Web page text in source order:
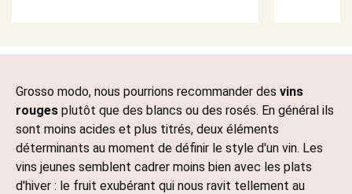
Grosso modo, nous pourrions recommander des vins
rouges plutôt que des blancs ou des rosés. En général ils
sont moins acides et plus titrés, deux éléments
déterminants au moment de définir le style d'un vin. Les
vins jeunes semblent cadrer moins bien avec les plats
d'hiver : le fruit exubérant qui nous ravit tellement au